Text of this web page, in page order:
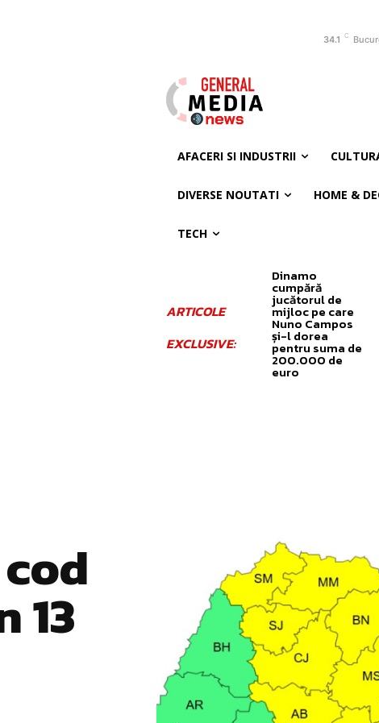
34.1 C
AFACERI SI INDUSTRII
DIVERSE NOUTATI HOME &
TECH
ARTICOLE
EXCLUSIVE:
Dinamo
cumpără
jucătorul de
mijloc pe care
Nuno Campos
și-l dorea
pentru suma de
200.000 de
euro
13